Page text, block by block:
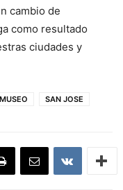
cambio de
como resultado
ciudades y
MUSEO SAN JOSE